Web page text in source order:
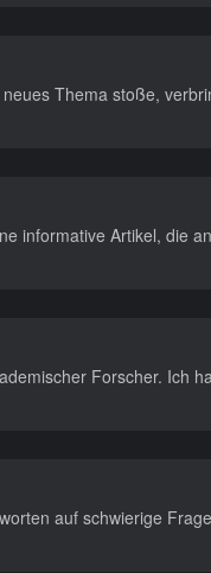
Thema stoße,
informative Artikel, die
Forscher. Ich
auf schwierige